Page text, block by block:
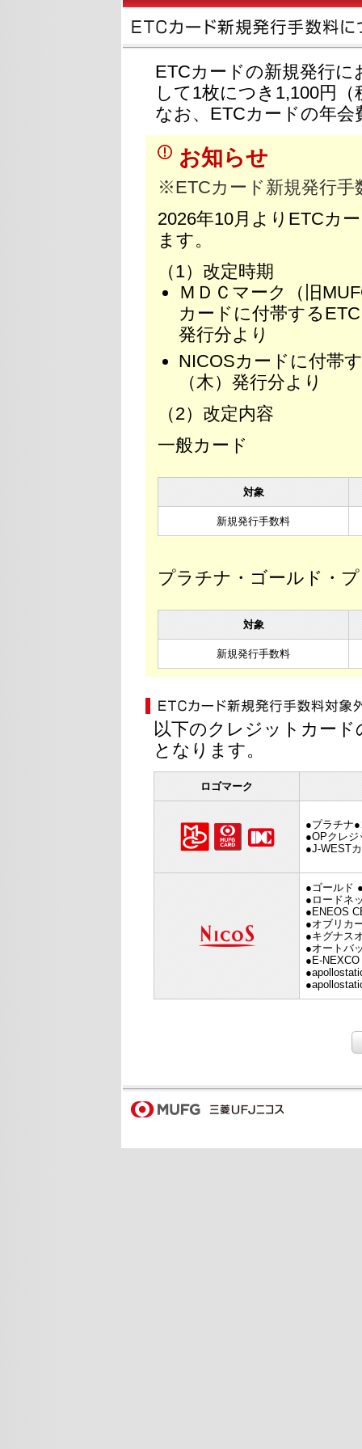
ETCカードの新規発行
して1枚につき1,100円
なお、ETCカードの年会
お知らせ
※ETCカード新規発行手
2026年10月よりETCカ
ます。
（1）改定時期
ＭＤＣマーク（旧
カードに付帯する
発行分より
NICOSカードに付帯
（木）発行分より
（2）改定内容
一般カード
対象
新規発行手数料
プラチナ・ゴールド・
対象
新規発行手数料
以下のクレジットカード
となります。
ロゴマーク
●プラチナ
●OPクレジ
●J‐WEST
●ゴールド
●ロードネ
●ENEOS
●オブリカ
●キグナス
●オートバ
●E-